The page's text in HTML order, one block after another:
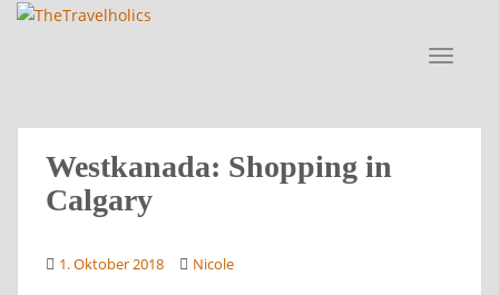
Skip to main content
Westkanada: Shopping in
Calgary
1. Oktober 2018 Nicole